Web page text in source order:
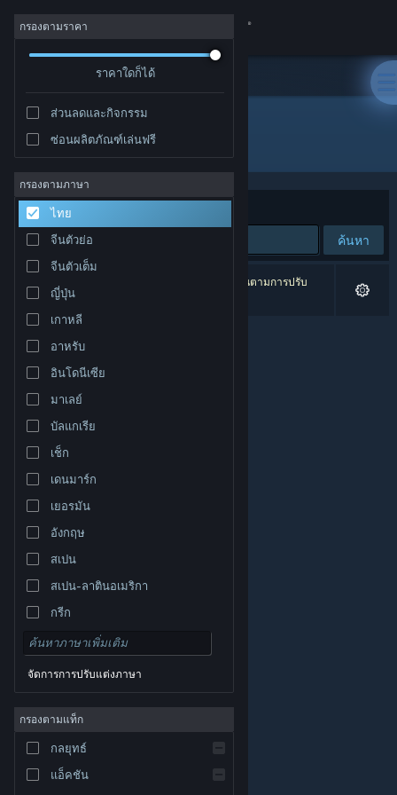
เข้าสู่ระบบ
ชุมชน
เกี่ยวกับ
ฝ่ายสนับสนุน
เปลี่ยนภาษา
รับแอป Steam แบบพกพา
ชมเว็บไซต์สำหรับเดสก์ท็อป
© Valve Corporation สงวนลิขสิทธิ์ เครื่องหมายการค้า
และประเทศอื่น
นโยบายความเป็นส่วนตัว
การช่วยการเข้าถึง|
Steam| การคืนเงิน
กรองตามราคา
ราคาใดก็ได้
ส่วนลดและกิจกรรม
ซ่อนผลิตภัณฑ์เล่นฟรี
กรองตามภาษา
ไทย
จีนตัวย่อ
จีนตัวเต็ม
ญี่ปุ่น
เกาหลี
อาหรับ
อินโดนีเซีย
มาเลย์
บัลแกเรีย
เช็ก
เดนมาร์ก
เยอรมัน
อังกฤษ
สเปน
สเปน-ลาตินอเมริกา
กรีก
จัดการการปรับแต่งภาษา
กรองตามแท็ก
กลยุทธ์
แอ็คชัน
ผู้พัฒนา: Ancient Games DS
จัดเรียงตาม
ค้นหา
0 ผลลัพธ์ตรงกับที่คุณค้นหา 1 ผลิตภัณฑ์ได้ถูกละเว้นตามการปรับ
แต่งของคุณ